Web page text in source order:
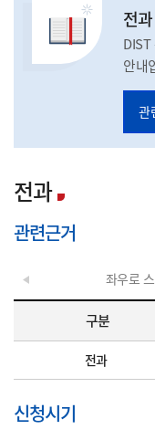
전과
안내
관
전과
관련근거
좌우로
구분
전과
신청시기